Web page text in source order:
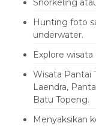
Snorkeling
Hunting foto
underwater.
Explore
Wisata Pantai
Laendra,
Batu Topeng.
Menyaksikan